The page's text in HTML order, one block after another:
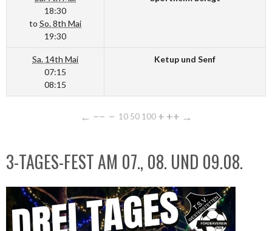
18:30
to So. 8th Mai
19:30
Sa. 14th Mai
07:15
08:15
Ketup und Senf
← −− − 10 50 100 + ++ →
3-TAGES-FEST AM 07., 08. UND 09.08.